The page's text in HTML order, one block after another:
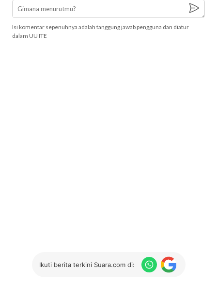
Isi komentar sepenuhnya adalah tanggung jawab pengguna dan diatur
dalam UU ITE
Ikuti berita terkini Suara.com di: